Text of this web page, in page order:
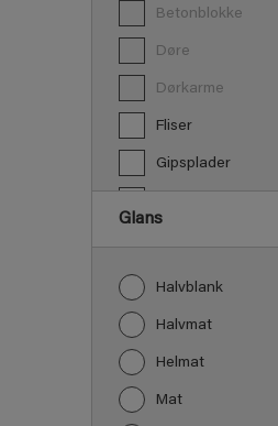
Betonblokke
Døre
Dørkarme
Fliser
Gipsplader
Glans
Halvblank
Halvmat
Helmat
Mat